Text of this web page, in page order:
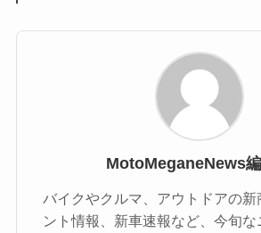
MotoMeganeNews
バイクやクルマ、アウトドアの新
ント情報、新車速報など、今旬な